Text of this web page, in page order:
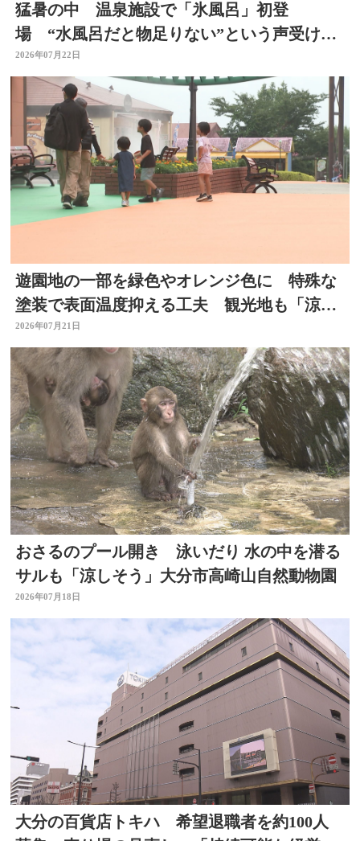
猛暑の中 温泉施設で「氷風呂」初登
場 “水風呂だと物足りない”という声受けレ
ベルアップ 大分・日田市
2026年07月22日
遊園地の一部を緑色やオレンジ色に 特殊な
塗装で表面温度抑える工夫 観光地も「涼」
PRで集客図る 大分
2026年07月21日
おさるのプール開き 泳いだり 水の中を潜る
サルも「涼しそう」大分市高崎山自然動物園
2026年07月18日
大分の百貨店トキハ 希望退職者を約100人